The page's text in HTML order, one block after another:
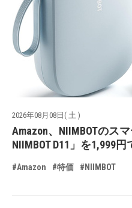
2026年08月08日( 土 )
Amazon、NIIMBOTのス
NIIMBOT D11」を1,999
#Amazon #特価 #NIIMBOT